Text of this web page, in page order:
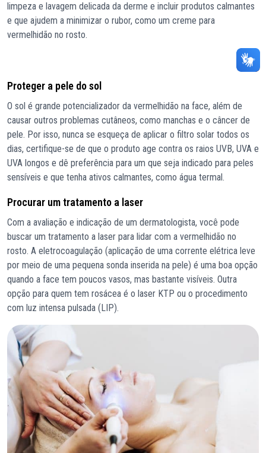
limpeza e lavagem delicada da derme e incluir produtos calmantes
e que ajudem a minimizar o rubor, como um creme para
vermelhidão no rosto.
Proteger a pele do sol
O sol é grande potencializador da vermelhidão na face, além de
causar outros problemas cutâneos, como manchas e o câncer de
pele. Por isso, nunca se esqueça de aplicar o filtro solar todos os
dias, certifique-se de que o produto age contra os raios UVB, UVA e
UVA longos e dê preferência para um que seja indicado para peles
sensíveis e que tenha ativos calmantes, como água termal.
Procurar um tratamento a laser
Com a avaliação e indicação de um dermatologista, você pode
buscar um tratamento a laser para lidar com a vermelhidão no
rosto. A eletrocoagulação (aplicação de uma corrente elétrica leve
por meio de uma pequena sonda inserida na pele) é uma boa opção
quando a face tem poucos vasos, mas bastante visíveis. Outra
opção para quem tem rosácea é o laser KTP ou o procedimento
com luz intensa pulsada (LIP).